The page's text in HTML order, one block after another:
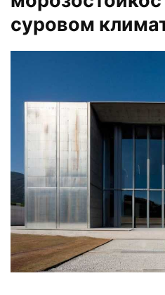
суровом